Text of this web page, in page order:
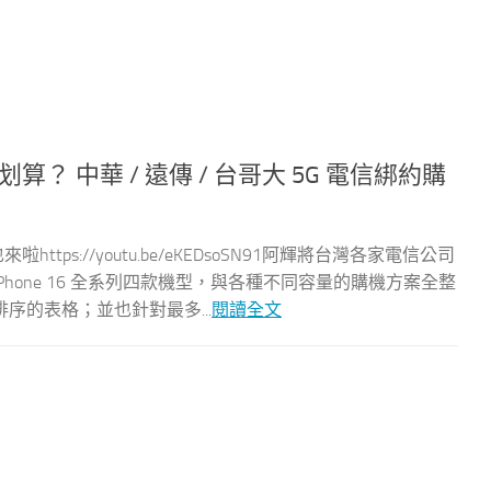
算？ 中華 / 遠傳 / 台哥大 5G 電信綁約購
啦https://youtu.be/eKEDsoSN91阿輝將台灣各家電信公司
16 全系列四款機型，與各種不同容量的購機方案全整
的表格；並也針對最多...閱讀全文